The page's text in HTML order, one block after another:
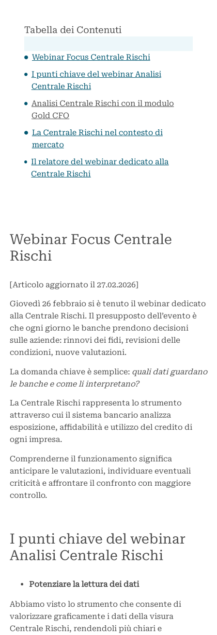
Webinar Focus Centrale
Rischi
[Articolo aggiornato il 27.02.2026]
Giovedì 26 febbraio si è tenuto il webinar dedicato
alla Centrale Rischi. Il presupposto dell’evento è
che ogni giorno le banche prendono decisioni
sulle aziende: rinnovi dei fidi, revisioni delle
condizioni, nuove valutazioni.
La domanda chiave è semplice: quali dati guardano
le banche e come li interpretano?
La Centrale Rischi rappresenta lo strumento
attraverso cui il sistema bancario analizza
esposizione, affidabilità e utilizzo del credito di
ogni impresa.
Comprenderne il funzionamento significa
anticipare le valutazioni, individuare eventuali
criticità e affrontare il confronto con maggiore
controllo.
I punti chiave del webinar
Analisi Centrale Rischi
Potenziare la lettura dei dati
Abbiamo visto lo strumento che consente di
valorizzare graficamente i dati della visura
Centrale Rischi, rendendoli più chiari e
Tabella dei Contenuti
Webinar Focus Centrale Rischi
I punti chiave del webinar Analisi
Centrale Rischi
Analisi Centrale Rischi con il modulo
Gold CFO
La Centrale Rischi nel contesto di
mercato
Il relatore del webinar dedicato alla
Centrale Rischi